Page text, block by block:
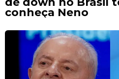
conheça Neno